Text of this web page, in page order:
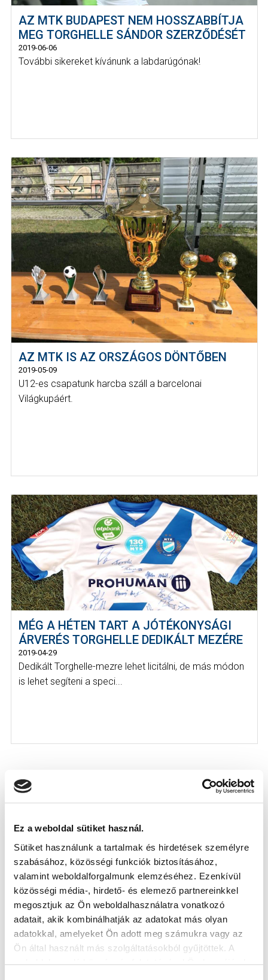
Ez a weboldal sütiket használ.
Sütiket használunk a tartalmak és hirdetések személyre
szabásához, közösségi funkciók biztosításához,
valamint weboldalforgalmunk elemzéséhez. Ezenkívül
közösségi média-, hirdető- és elemező partnereinkkel
megosztjuk az Ön weboldalhasználatra vonatkozó
adatait, akik kombinálhatják az adatokat más olyan
adatokkal, amelyeket Ön adott meg számukra vagy az
Ön által használt más szolgáltatásokból gyűjtöttek. A
weboldalon való böngészés folytatásával Ön hozzájárul a
AZ MTK BUDAPEST NEM HOSSZABBÍTJA
MEG TORGHELLE SÁNDOR SZERZŐDÉSÉT
2019-06-06
További sikereket kívánunk a labdarúgónak!
AZ MTK IS AZ ORSZÁGOS DÖNTŐBEN
2019-05-09
U12-es csapatunk harcba száll a barcelonai
Világkupáért.
MÉG A HÉTEN TART A JÓTÉKONYSÁGI
ÁRVERÉS TORGHELLE DEDIKÁLT MEZÉRE
2019-04-29
Dedikált Torghelle-mezre lehet licitálni, de más módon
is lehet segíteni a speci...
KÖVETKEZŐ MÉRKŐZÉS
2026-08-09 17:30
SÁNDOR KÁROLY LABDARÚGÓ AKADÉMIA
MTK BUDAPEST II
VS
SZEKSZÁRDI UFC
MTK BUDAPEST HÍRLEVÉL
Ne maradjon le egy eseményről sem! Iratkozzon fel ingyenes